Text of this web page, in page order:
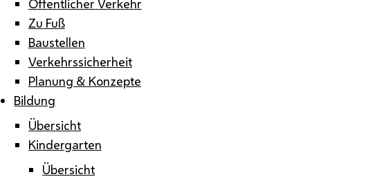
Zu Fuß
Baustellen
Verkehrssicherheit
Planung & Konzepte
Bildung
Übersicht
Kindergarten
Übersicht